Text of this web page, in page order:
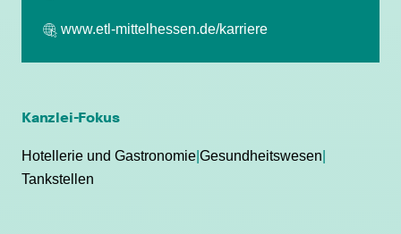
www.etl-mittelhessen.de/karriere
Kanzlei-Fokus
Hotellerie und Gastronomie Gesundheitswesen
Tankstellen
persönliche Mandantenbeziehung
betriebliche Altersvorsorge